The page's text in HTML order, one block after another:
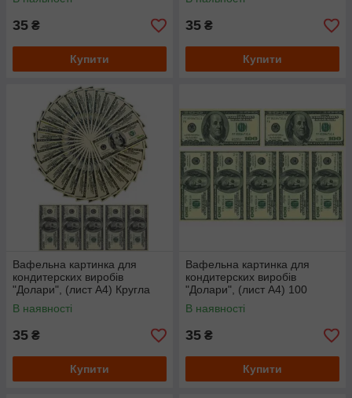
35 ₴
Купити
35 ₴
Купити
Вафельна картинка для
кондитерских виробів
"Долари", (лист А4) Кругла
В наявності
35 ₴
Купити
Вафельна картинка для
кондитерских виробів
"Долари", (лист А4) 100
доларів
В наявності
35 ₴
Купити